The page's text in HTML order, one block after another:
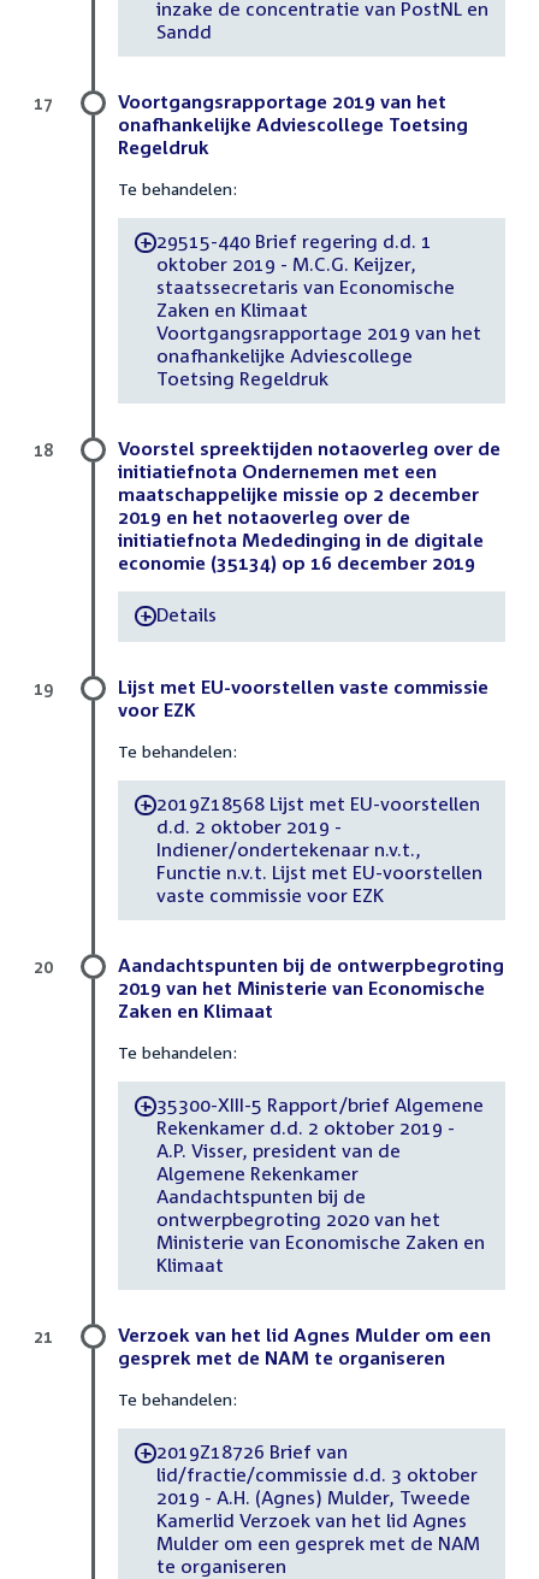
inzake de concentratie van PostNL en
Sandd
Voortgangsrapportage 2019 van het
onafhankelijke Adviescollege Toetsing
Regeldruk
Te behandelen:
-29515-440 Brief regering d.d. 1
oktober 2019 - M.C.G. Keijzer,
staatssecretaris van Economische
Zaken en Klimaat
Voortgangsrapportage 2019 van het
onafhankelijke Adviescollege
Toetsing Regeldruk
17
Voorstel spreektijden notaoverleg over de
initiatiefnota Ondernemen met een
maatschappelijke missie op 2 december
2019 en het notaoverleg over de
initiatiefnota Mededinging in de digitale
economie (35134) op 16 december 2019
-Details
18
Lijst met EU-voorstellen vaste commissie
voor EZK
Te behandelen:
-2019Z18568 Lijst met EU-voorstellen
d.d. 2 oktober 2019 -
Indiener/ondertekenaar n.v.t.,
Functie n.v.t. Lijst met EU-voorstellen
vaste commissie voor EZK
19
Aandachtspunten bij de ontwerpbegroting
2019 van het Ministerie van Economische
Zaken en Klimaat
Te behandelen:
-35300-XIII-5 Rapport/brief Algemene
Rekenkamer d.d. 2 oktober 2019 -
A.P. Visser, president van de
Algemene Rekenkamer
Aandachtspunten bij de
ontwerpbegroting 2020 van het
Ministerie van Economische Zaken en
Klimaat
20
Verzoek van het lid Agnes Mulder om een
gesprek met de NAM te organiseren
Te behandelen:
-2019Z18726 Brief van
lid/fractie/commissie d.d. 3 oktober
2019 - A.H. (Agnes) Mulder, Tweede
Kamerlid Verzoek van het lid Agnes
Mulder om een gesprek met de NAM
te organiseren
21